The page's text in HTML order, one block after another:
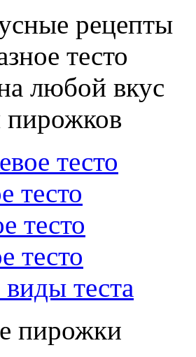
рецепты
тесто
любой вкус
пирожков
тесто
тесто
тесто
тесто
теста
пирожки